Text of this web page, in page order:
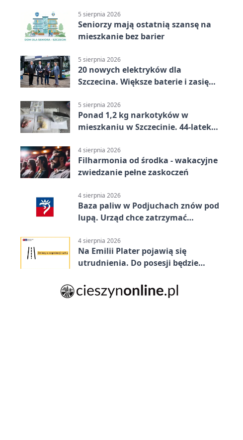
stracił dwubramkowe prowadzenie
5 sierpnia 2026
Seniorzy mają ostatnią szansę na
mieszkanie bez barier
5 sierpnia 2026
20 nowych elektryków dla
Szczecina. Większe baterie i zasięg
5 sierpnia 2026
Ponad 1,2 kg narkotyków w
mieszkaniu w Szczecinie. 44-latek
4 sierpnia 2026
Filharmonia od środka - wakacyjne
zwiedzanie pełne zaskoczeń
4 sierpnia 2026
Baza paliw w Podjuchach znów pod
lupą. Urząd chce zatrzymać
4 sierpnia 2026
Na Emilii Plater pojawią się
utrudnienia. Do posesji będzie